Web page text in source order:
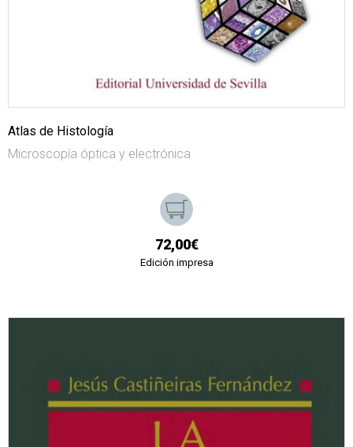
Atlas de Histología
Microscopía óptica y electrónica
72,00€
Edición impresa